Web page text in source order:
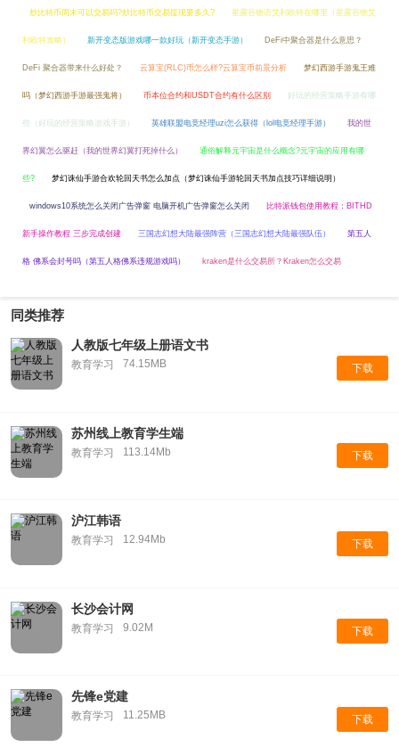
炒比特币周末可以交易吗?炒比特币交易提现要多久? 星露谷物语艾利欧特在哪里（星露谷物艾
利欧特攻略） 新开变态版游戏哪一款好玩（新开变态手游） DeFi中聚合器是什么意思？
DeFi 聚合器带来什么好处？ 云算宝(RLC)币怎么样?云算宝币前景分析 梦幻西游手游鬼王难
吗（梦幻西游手游最强鬼将） 币本位合约和USDT合约有什么区别 好玩的经营策略手游有哪
些（好玩的经营策略游戏手游） 英雄联盟电竞经理uzi怎么获得（lol电竞经理手游） 我的世
界幻翼怎么驱赶（我的世界幻翼打死掉什么） 通俗解释元宇宙是什么概念?元宇宙的应用有哪
些? 梦幻诛仙手游合欢轮回天书怎么加点（梦幻诛仙手游轮回天书加点技巧详细说明）
windows10系统怎么关闭广告弹窗 电脑开机广告弹窗怎么关闭 比特派钱包使用教程：BITHD
新手操作教程 三步完成创建 三国志幻想大陆最强阵营（三国志幻想大陆最强队伍） 第五人
格 佛系会封号吗（第五人格佛系违规游戏吗） kraken是什么交易所？Kraken怎么交易
同类推荐
人教版七年级上册语文书
教育学习 74.15MB 下载
苏州线上教育学生端
教育学习 113.14Mb 下载
沪江韩语
教育学习 12.94Mb 下载
长沙会计网
教育学习 9.02M 下载
先锋e党建
教育学习 11.25MB 下载